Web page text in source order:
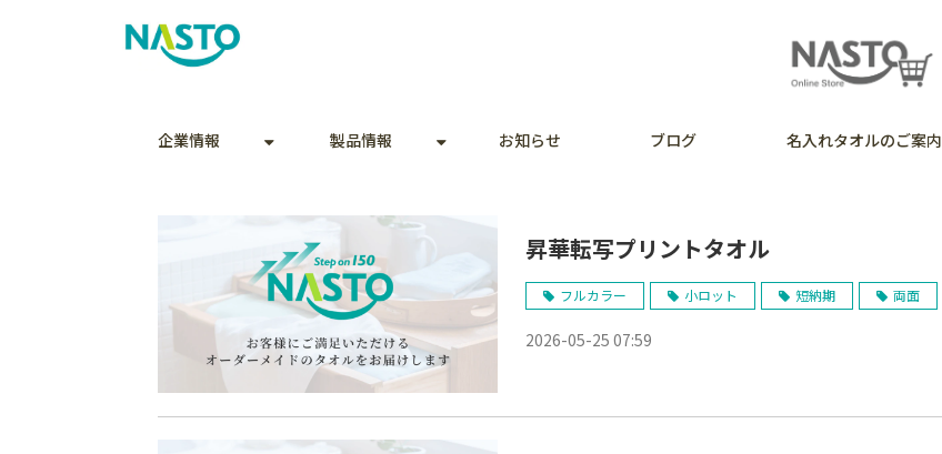
企業情報 製品情報 お知らせ ブログ 名入れタオルのご案内
昇華転写プリントタオル
フルカラー 小ロット 短納期 両面
2026-05-25 07:59